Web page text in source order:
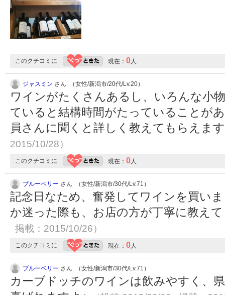
このクチコミに 現在： 0 人
ジャスミン さん （女性/新潟市/20代/Lv.20）
ワインがたくさんあるし、いろんな小
ていると結構時間がたっていることが
員さんに聞くと詳しく教えてもらえま
2015/10/28）
このクチコミに 現在： 0 人
ブルーベリー さん （女性/新潟市/30代/Lv.71）
記念日なため、奮発してワインを買い
か迷った際も、お店の方が丁寧に教え
掲載：2015/10/26）
このクチコミに 現在： 0 人
ブルーベリー さん （女性/新潟市/30代/Lv.71）
カーブドッチのワインは飲みやすく、